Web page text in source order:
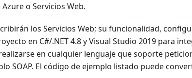
o Servicios Web.
los Servicios Web; su funcionalidad,
en C#/.NET 4.8 y Visual Studio 2019 para
en cualquier lenguaje que soporte
SOAP. El código de ejemplo listado puede